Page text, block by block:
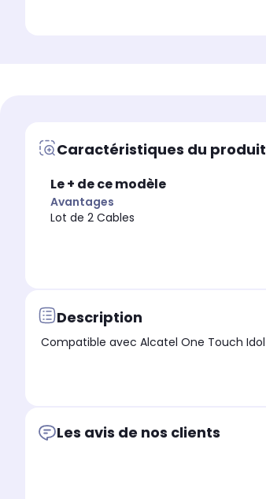
Caractéristiques du produit
Le + de ce modèle
Avantages
Lot de 2 Cables
Description
Les avis de nos clients